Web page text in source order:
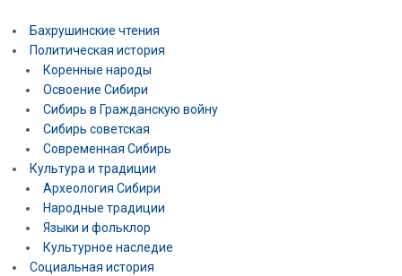
Бахрушинские чтения
Политическая история
Коренные народы
Освоение Сибири
Сибирь в Гражданскую войну
Сибирь советская
Современная Сибирь
Культура и традиции
Археология Сибири
Народные традиции
Языки и фольклор
Культурное наследие
Социальная история